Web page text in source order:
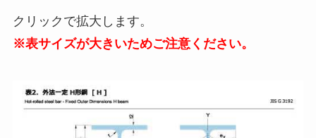
クリックで拡大します。
※表サイズが大きいためご注意ください。